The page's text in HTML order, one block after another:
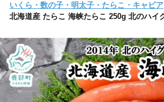
いくら・数の子・明太子・たらこ・キャビア
北海道産 たらこ 海峡たらこ 250g 北のハイ